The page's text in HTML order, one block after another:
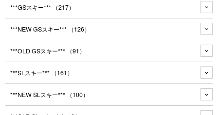
***GSスキー*** （217）
***NEW GSスキー*** （126）
***OLD GSスキー*** （91）
***SLスキー*** （161）
***NEW SLスキー*** （100）